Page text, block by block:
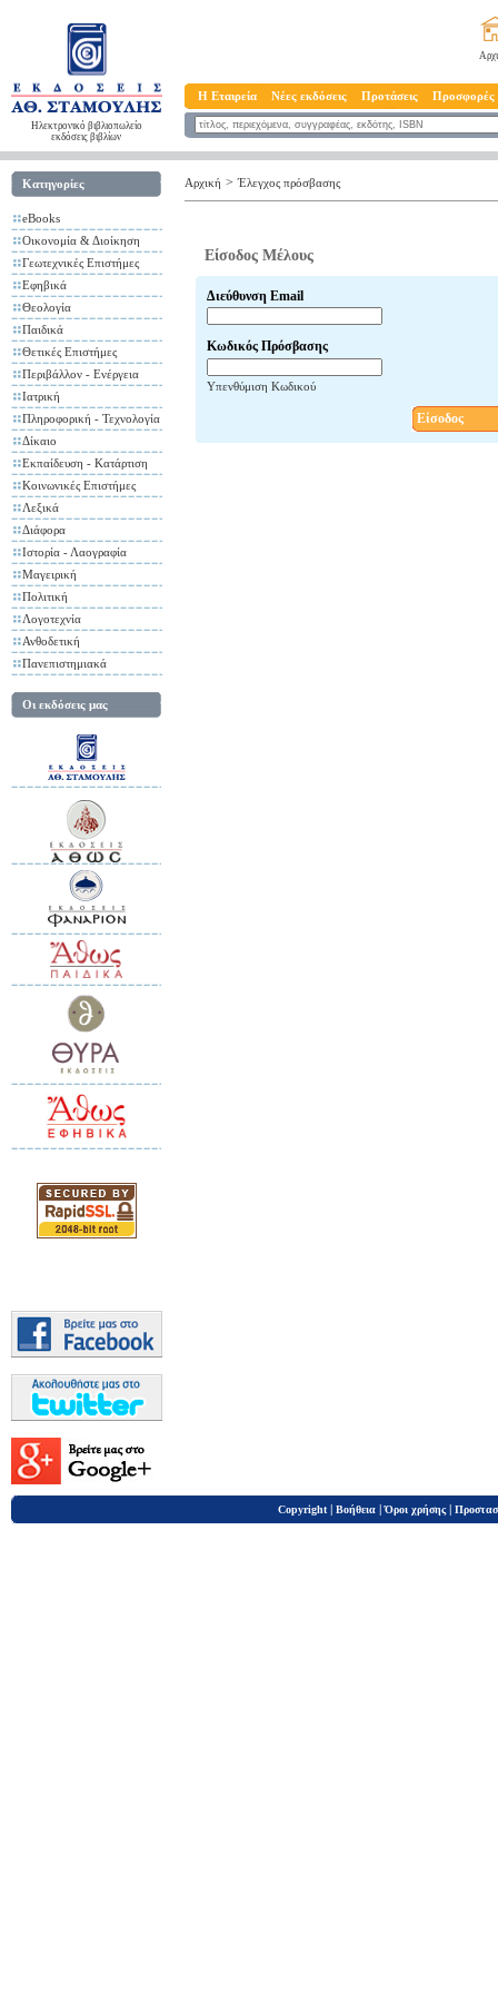
Ηλεκτρονικό βιβλιοπωλείο
εκδόσεις βιβλίων
Η Εταιρεία Νέες εκδόσεις Προτάσεις Προσφορές
Κατηγορίες
eBooks
Οικονομία & Διοίκηση
Γεωτεχνικές Επιστήμες
Εφηβικά
Θεολογία
Παιδικά
Θετικές Επιστήμες
Περιβάλλον - Ενέργεια
Ιατρική
Πληροφορική - Τεχνολογία
Δίκαιο
Εκπαίδευση - Κατάρτιση
Κοινωνικές Επιστήμες
Λεξικά
Διάφορα
Ιστορία - Λαογραφία
Μαγειρική
Πολιτική
Λογοτεχνία
Ανθοδετική
Πανεπιστημιακά
Οι εκδόσεις μας
Αρχική > Έλεγχος πρόσβασης
Είσοδος Μέλους
Διεύθυνση Email
Κωδικός Πρόσβασης
Υπενθύμιση Κωδικού
Είσοδος
Copyright | Βοήθεια |Όροι χρήσης |